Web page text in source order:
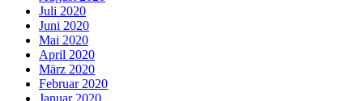
Juli 2020
Juni 2020
Mai 2020
April 2020
März 2020
Februar 2020
Januar 2020